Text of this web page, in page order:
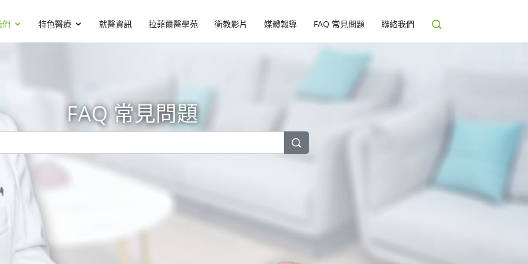
們 特色醫療 就醫資訊 拉菲爾醫學苑 衛教影片 媒體報導 FAQ 常見問題 聯絡我們
FAQ 常見問題